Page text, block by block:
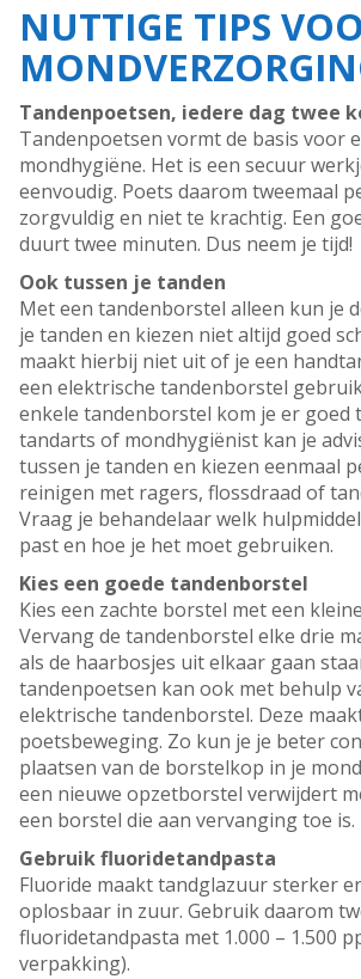
NUTTIGE TIPS
Tandenpoetsen, iedere dag twee
Tandenpoetsen vormt de basis voor
mondhygiëne. Het is een secuur
eenvoudig. Poets daarom tweemaal
zorgvuldig en niet te krachtig. Een
duurt twee minuten. Dus neem je tijd!
Ook tussen je tanden
Met een tandenborstel alleen kun je
je tanden en kiezen niet altijd goed
maakt hierbij niet uit of je een
een elektrische tandenborstel
enkele tandenborstel kom je er goed
tandarts of mondhygiënist kan je
tussen je tanden en kiezen eenmaal
reinigen met ragers, flossdraad of
Vraag je behandelaar welk
past en hoe je het moet gebruiken.
Kies een goede tandenborstel
Kies een zachte borstel met een
Vervang de tandenborstel elke drie
als de haarbosjes uit elkaar gaan
tandenpoetsen kan ook met behulp
elektrische tandenborstel. Deze
poetsbeweging. Zo kun je je beter
plaatsen van de borstelkop in je
een nieuwe opzetborstel verwijdert
een borstel die aan vervanging toe is.
Gebruik fluoridetandpasta
Fluoride maakt tandglazuur sterker
oplosbaar in zuur. Gebruik daarom
fluoridetandpasta met 1.000 – 1.500
verpakking).